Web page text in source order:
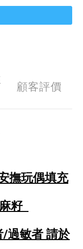
顧客評價
撫玩偶填充
籽
/過敏者 請於